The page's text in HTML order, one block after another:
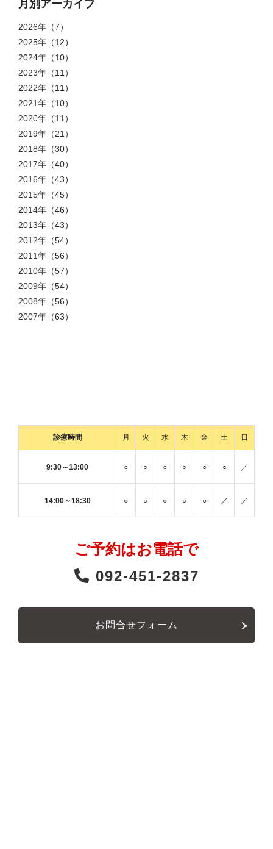
月別アーカイブ
2026年 （7）
2025年 （12）
2024年 （10）
2023年 （11）
2022年 （11）
2021年 （10）
2020年 （11）
2019年 （21）
2018年 （30）
2017年 （40）
2016年 （43）
2015年 （45）
2014年 （46）
2013年 （43）
2012年 （54）
2011年 （56）
2010年 （57）
2009年 （54）
2008年 （56）
2007年 （63）
診療時間 月 火 水 木 金 土 日
9:30～13:00 ○ ○ ○ ○ ○ ○ ／
14:00～18:30 ○ ○ ○ ○ ○ ／ ／
ご予約はお電話で
092-451-2837
お問合せフォーム